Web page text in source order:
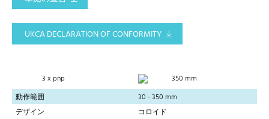
UKCA DECLARATION OF CONFORMITY
3 x pnp
350 mm
動作範囲
30 - 350 mm
デザイン
コロイド